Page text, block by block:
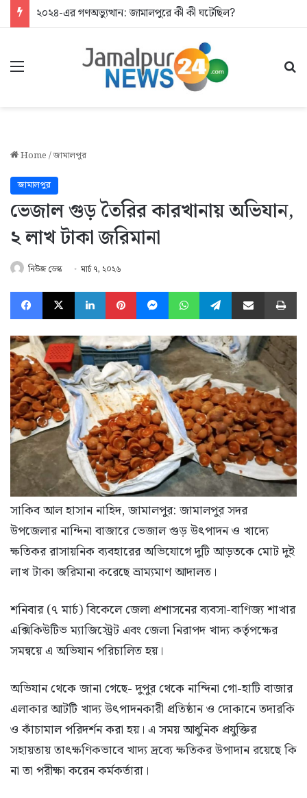
২০২৪-এর গণঅভ্যুত্থান: জামালপুরে কী কী ঘটেছিল?
Menu
Home/জামালপুর
জামালপুর
ভেজাল গুড় তৈরির কারখানায় অভিযান,
২ লাখ টাকা জরিমানা
নিউজ ডেস্ক মার্চ ৭, ২০২৬
Facebook
X LinkedInPinterestMessengerWhatsAppTelegramShare via Email
সাকিব আল হাসান নাহিদ, জামালপুর: জামালপুর সদর
উপজেলার নান্দিনা বাজারে ভেজাল গুড় উৎপাদন ও খাদ্যে
ক্ষতিকর রাসায়নিক ব্যবহারের অভিযোগে দুটি আড়তকে মোট দুই
লাখ টাকা জরিমানা করেছে ভ্রাম্যমাণ আদালত।
শনিবার (৭ মার্চ) বিকেলে জেলা প্রশাসনের ব্যবসা-বাণিজ্য শাখার
এক্সিকিউটিভ ম্যাজিস্ট্রেট এবং জেলা নিরাপদ খাদ্য কর্তৃপক্ষের
সমন্বয়ে এ অভিযান পরিচালিত হয়।
অভিযান থেকে জানা গেছে- দুপুর থেকে নান্দিনা গো-হাটি বাজার
এলাকার আটটি খাদ্য উৎপাদনকারী প্রতিষ্ঠান ও দোকানে তদারকি
ও কাঁচামাল পরিদর্শন করা হয়। এ সময় আধুনিক প্রযুক্তির
সহায়তায় তাৎক্ষণিকভাবে খাদ্য দ্রব্যে ক্ষতিকর উপাদান রয়েছে কি
না তা পরীক্ষা করেন কর্মকর্তারা।